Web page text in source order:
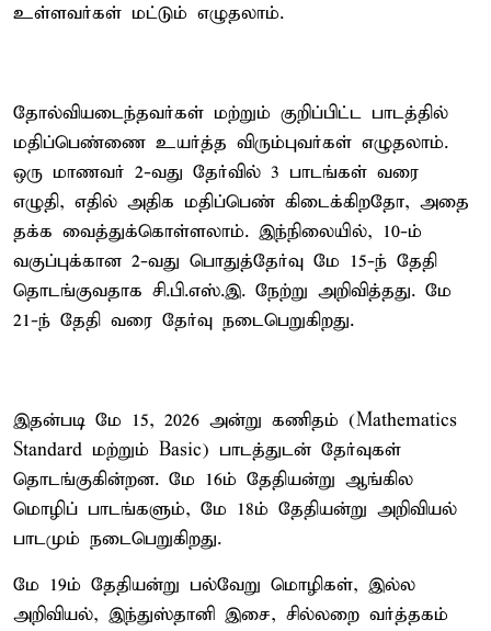
உள்ளவர்கள் மட்டும் எழுதலாம்.
தோல்வியடைந்தவர்கள் மற்றும் குறிப்பிட்ட பாடத்தில்
மதிப்பெண்ணை உயர்த்த விரும்புவர்கள் எழுதலாம்.
ஒரு மாணவர் 2-வது தேர்வில் 3 பாடங்கள் வரை
எழுதி, எதில் அதிக மதிப்பெண் கிடைக்கிறதோ, அதை
தக்க வைத்துக்கொள்ளலாம். இந்நிலையில், 10-ம்
வகுப்புக்கான 2-வது பொதுத்தேர்வு மே 15-ந் தேதி
தொடங்குவதாக சி.பி.எஸ்.இ. நேற்று அறிவித்தது. மே
21-ந் தேதி வரை தேர்வு நடைபெறுகிறது.
இதன்படி மே 15, 2026 அன்று கணிதம் (Mathematics
Standard மற்றும் Basic) பாடத்துடன் தேர்வுகள்
தொடங்குகின்றன. மே 16ம் தேதியன்று ஆங்கில
மொழிப் பாடங்களும், மே 18ம் தேதியன்று அறிவியல்
பாடமும் நடைபெறுகிறது.
மே 19ம் தேதியன்று பல்வேறு மொழிகள், இல்ல
அறிவியல், இந்துஸ்தானி இசை, சில்லறை வர்த்தகம்